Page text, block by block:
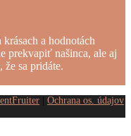
a hodnotách
prekvapiť našinca, ale aj
sa pridáte.
Ochrana os. údajov